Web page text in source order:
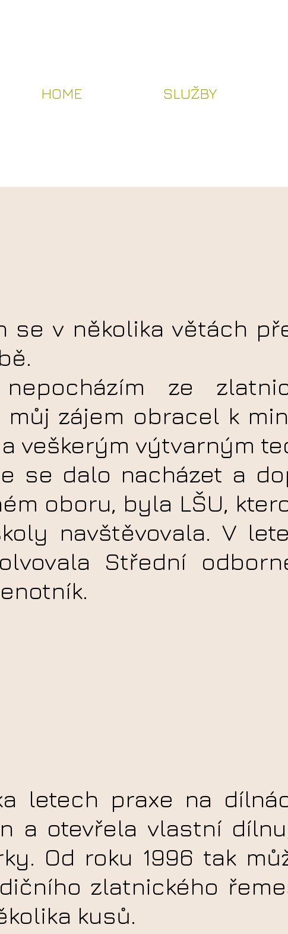
HOME SLUŽBY
se v několika větách
nepocházím ze
můj zájem obracel k
a veškerým výtvarným
se dalo nacházet a
oboru, byla LŠU,
navštěvovala. V
Střední
letech praxe na
a otevřela vlastní
Od roku 1996 tak
zlatnického
kusů.